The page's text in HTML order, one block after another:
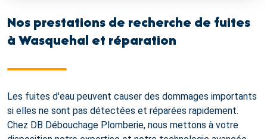
Nos prestations de recherche de fuites
à Wasquehal et réparation
Les fuites d'eau peuvent causer des dommages importants
si elles ne sont pas détectées et réparées rapidement.
Chez DB Débouchage Plomberie, nous mettons à votre